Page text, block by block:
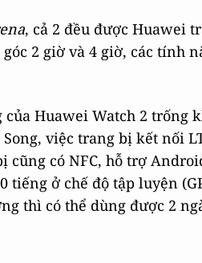
, cả 2 đều được Huawei
2 giờ và 4 giờ, các tính
của Huawei Watch 2 trống
việc trang bị kết nối
cũng có NFC, hỗ trợ
tiếng ở chế độ tập luyện
thì có thể dùng được 2